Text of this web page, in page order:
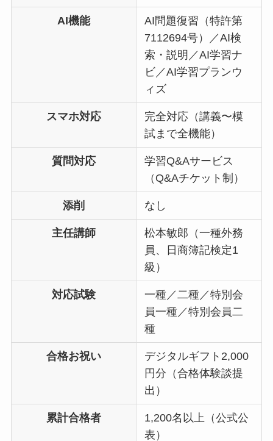
AI機能
AI問題復習（特許第
7112694号）／AI検
索・説明／AI学習ナ
ビ／AI学習プランウ
ィズ
スマホ対応
完全対応（講義〜模
試まで全機能）
質問対応
学習Q&Aサービス
（Q&Aチケット制）
添削 なし
主任講師
松本敏郎（一種外務
員、日商簿記検定1
級）
対応試験
一種／二種／特別会
員一種／特別会員二
種
合格お祝い
デジタルギフト2,000
円分（合格体験談提
出）
累計合格者
1,200名以上（公式公
表）